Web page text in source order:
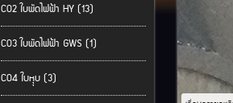
C02 ใบพัดไฟฟ้า HY (13)
C03 ใบพัดไฟฟ้า GWS (1)
C04 ใบหุุบ (3)